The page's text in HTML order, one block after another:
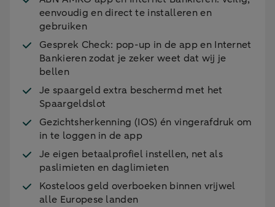
andere risicoklasse ingedeeld en geldt er een
andere opslag. De landen waarvoor de
categorie anders wordt per 1 januari 2026
zijn:
Micronesia
Israël
Noord-Macedonië
Taiwan
Saint Vincent and the Grenadines
Aruba
eenvoudig en direct te installeren en
gebruiken
Gesprek Check: pop-up in de app en Internet
Bankieren zodat je zeker weet dat wij je
bellen
Je spaargeld extra beschermd met het
Spaargeldslot
Gezichtsherkenning (IOS) én vingerafdruk om
in te loggen in de app
Je eigen betaalprofiel instellen, net als
paslimieten en daglimieten
Kosteloos geld overboeken binnen vrijwel
alle Europese landen